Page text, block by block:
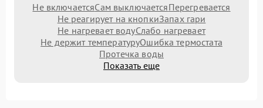
Не включаетсяСам выключаетсяПерегревается
Не реагирует на кнопкиЗапах гари
Не нагревает водуСлабо нагревает
Не держит температуруОшибка термостата
Протечка воды
Показать еще